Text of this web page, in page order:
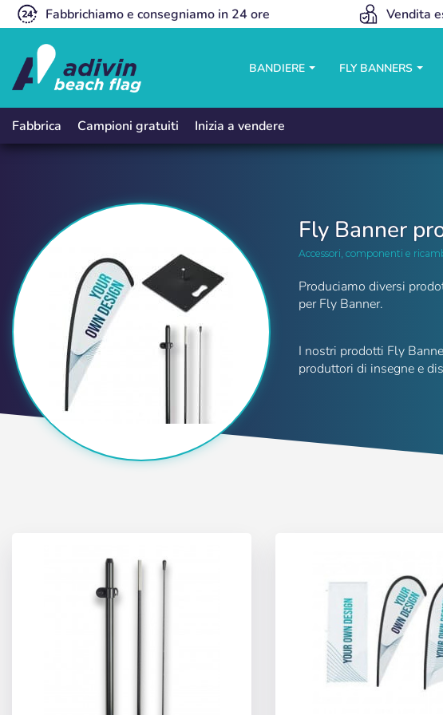
Fabbrichiamo e consegniamo in 24 ore Vendita
BANDIERE FLY BANNERS
Utente (VAT):
Fabbrica Campioni gratuiti Inizia a vendere
Fly Banner prodotti singoli | Adivin Beach Flag
Fly Banner
Accessori, componenti e
Produciamo diversi
per Fly Banner.
I nostri prodotti Fly
produttori di insegne e